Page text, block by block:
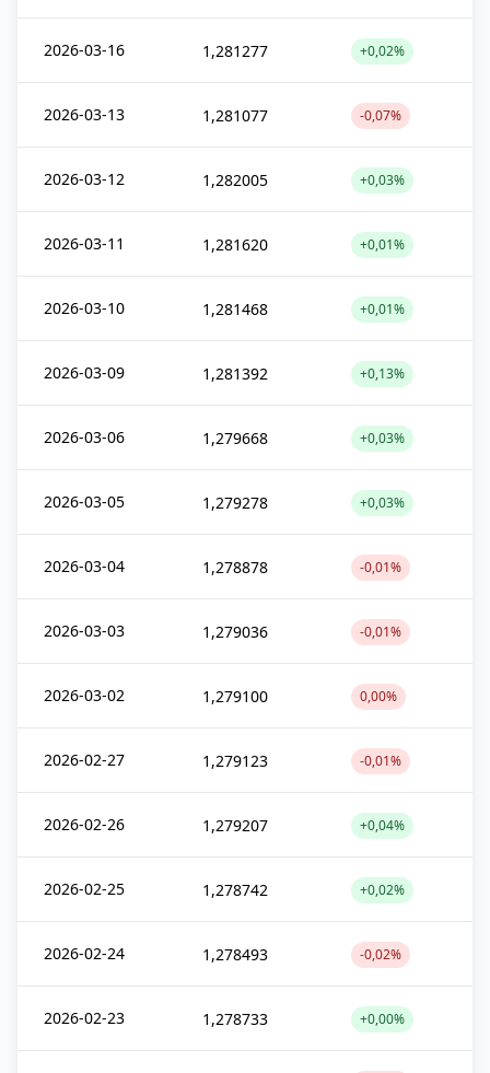
2026-03-16 1,281277 +0,02%
2026-03-13 1,281077 -0,07%
2026-03-12 1,282005 +0,03%
2026-03-11 1,281620 +0,01%
2026-03-10 1,281468 +0,01%
2026-03-09 1,281392 +0,13%
2026-03-06 1,279668 +0,03%
2026-03-05 1,279278 +0,03%
2026-03-04 1,278878 -0,01%
2026-03-03 1,279036 -0,01%
2026-03-02 1,279100 0,00%
2026-02-27 1,279123 -0,01%
2026-02-26 1,279207 +0,04%
2026-02-25 1,278742 +0,02%
2026-02-24 1,278493 -0,02%
2026-02-23 1,278733 +0,00%